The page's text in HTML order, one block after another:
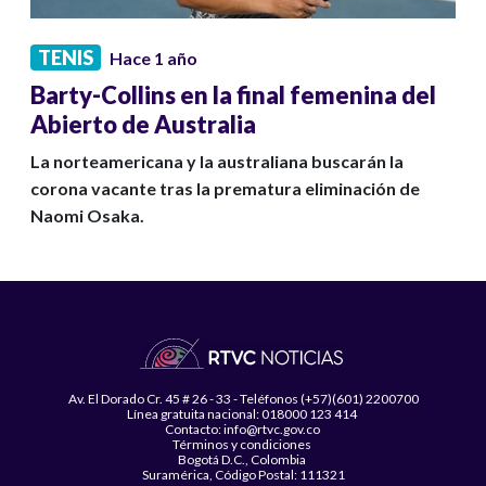
TENIS Hace 1 año
Barty-Collins en la final femenina del
Abierto de Australia
La norteamericana y la australiana buscarán la
corona vacante tras la prematura eliminación de
Naomi Osaka.
Av. El Dorado Cr. 45 # 26 - 33 - Teléfonos (+57)(601) 2200700
Línea gratuita nacional: 018000 123 414
Contacto: info@rtvc.gov.co
Términos y condiciones
Bogotá D.C., Colombia
Suramérica, Código Postal: 111321